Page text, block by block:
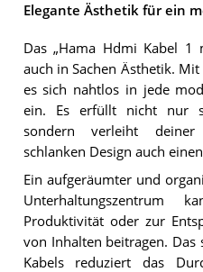
Elegante Ästhetik für ein
Das „Hama Hdmi Kabel
auch in Sachen Ästhetik.
es sich nahtlos in jede
ein. Es erfüllt nicht nur
sondern verleiht
schlanken Design auch
Ein aufgeräumter und
Unterhaltungszentrum
Produktivität oder zur
von Inhalten beitragen. Das
Kabels reduziert das